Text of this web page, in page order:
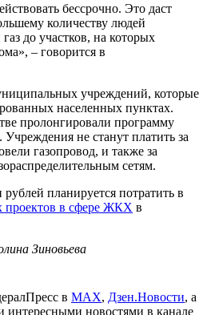
бессрочно. Это даст
количеству людей
до участков, на которых
– говорится в
учреждений, которые
населенных пунктах.
пролонгировали программу
не станут платить за
газопровод, и также за
сетям.
планируется потратить в
проектов в сфере ЖКХ в
Зиновьева
в МАХ, Дзен.Новости, а
интересными новостями в канале